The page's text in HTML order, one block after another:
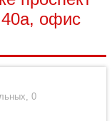
40а, офис
, 0